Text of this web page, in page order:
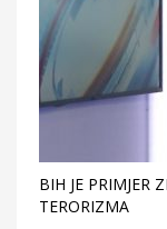
BIH JE PRIMJER
TERORIZMA